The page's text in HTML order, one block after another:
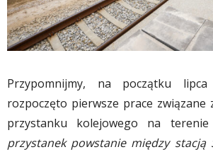
Przypomnijmy, na początku
rozpoczęto pierwsze prace związane
przystanku kolejowego na
przystanek powstanie między stacją